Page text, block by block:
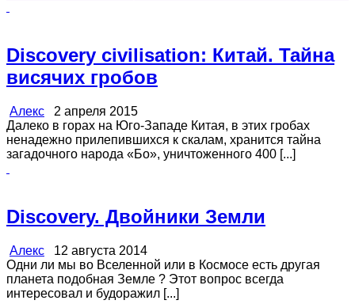
Discovery civilisation: Китай. Тайна
висячих гробов
Алекс 2 апреля 2015
Далеко в горах на Юго-Западе Китая, в этих гробах
ненадежно прилепившихся к скалам, хранится тайна
загадочного народа «Бо», уничтоженного 400 [...]
Discovery. Двойники Земли
Алекс 12 августа 2014
Одни ли мы во Вселенной или в Космосе есть другая
планета подобная Земле ? Этот вопрос всегда
интересовал и будоражил [...]